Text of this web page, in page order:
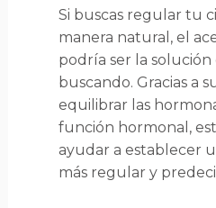
Si buscas regular tu
manera natural, el
podría ser la solución
buscando. Gracias a
equilibrar las
función hormonal,
ayudar a establecer
más regular y